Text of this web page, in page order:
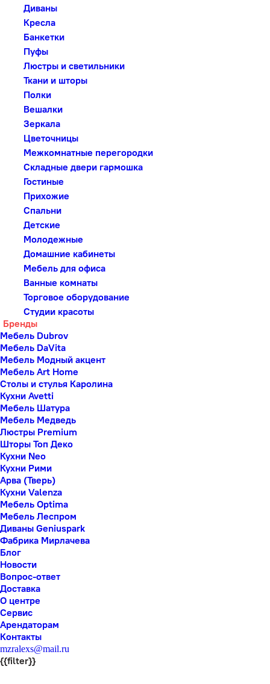
Диваны
Кресла
Банкетки
Пуфы
Люстры и светильники
Ткани и шторы
Полки
Вешалки
Зеркала
Цветочницы
Межкомнатные перегородки
Складные двери гармошка
Гостиные
Прихожие
Спальни
Детские
Молодежные
Домашние кабинеты
Мебель для офиса
Ванные комнаты
Торговое оборудование
Студии красоты
Бренды
Мебель Dubrov
Мебель DaVita
Мебель Модный акцент
Мебель Art Home
Столы и стулья Каролина
Кухни Avetti
Мебель Шатура
Мебель Медведь
Люстры Premium
Шторы Топ Деко
Кухни Neo
Кухни Рими
Арва (Тверь)
Кухни Valenza
Мебель Optima
Мебель Леспром
Диваны Geniuspark
Фабрика Мирлачева
Блог
Новости
Вопрос-ответ
Доставка
О центре
Сервис
Арендаторам
Контакты
mzralexs@mail.ru
{{filter}}